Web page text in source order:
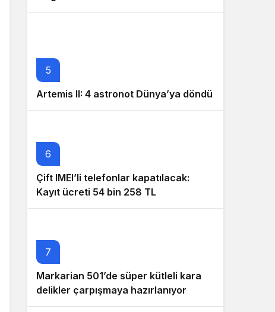
5
Artemis II: 4 astronot Dünya’ya döndü
6
Çift IMEI’li telefonlar kapatılacak:
Kayıt ücreti 54 bin 258 TL
7
Markarian 501’de süper kütleli kara
delikler çarpışmaya hazırlanıyor